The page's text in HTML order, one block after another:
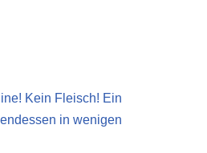
Kein Fleisch! Ein
in wenigen